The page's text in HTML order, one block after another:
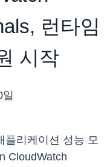
런타임
시작
플리케이션 성능 모
CloudWatch